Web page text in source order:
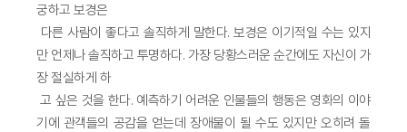
궁하고 보경은
다른 사람이 좋다고 솔직하게 말한다. 보경은 이기적일 수는 있지
만 언제나 솔직하고 투명하다. 가장 당황스러운 순간에도 자신이 가
장 절실하게 하
고 싶은 것을 한다. 예측하기 어려운 인물들의 행동은 영화의 이야
기에 관객들의 공감을 얻는데 장애물이 될 수도 있지만 오히려 돌